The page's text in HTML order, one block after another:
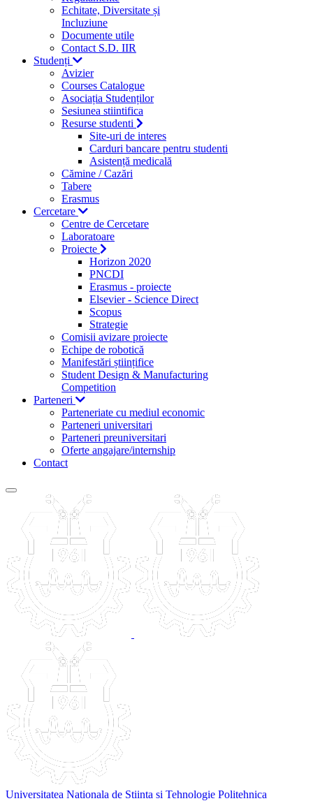
Echitate, Diversitate și
Incluziune
Documente utile
Contact S.D. IIR
Studenți
Avizier
Courses Catalogue
Asociația Studenților
Sesiunea stiintifica
Resurse studenti
Site-uri de interes
Carduri bancare pentru studenti
Asistență medicală
Cămine / Cazări
Tabere
Erasmus
Cercetare
Centre de Cercetare
Laboratoare
Proiecte
Horizon 2020
PNCDI
Erasmus - proiecte
Elsevier - Science Direct
Scopus
Strategie
Comisii avizare proiecte
Echipe de robotică
Manifestări științifice
Student Design & Manufacturing
Competition
Parteneri
Parteneriate cu mediul economic
Parteneri universitari
Parteneri preuniversitari
Oferte angajare/internship
Contact
Universitatea Nationala de Stiinta si Tehnologie Politehnica